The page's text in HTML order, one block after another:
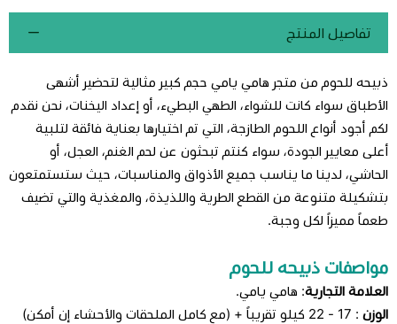
تفاصيل المنتج
ذبيحه للحوم من متجر هامي يامي حجم كبير مثالية لتحضير أشهى
الأطباق سواء كانت للشواء، الطهي البطيء، أو إعداد اليخنات، نحن نقدم
لكم أجود أنواع اللحوم الطازجة، التي تم اختيارها بعناية فائقة لتلبية
أعلى معايير الجودة، سواء كنتم تبحثون عن لحم الغنم، العجل، أو
الحاشي، لدينا ما يناسب جميع الأذواق والمناسبات، حيث ستستمتعون
بتشكيلة متنوعة من القطع الطرية واللذيذة، والمغذية والتي تضيف
طعماً مميزاً لكل وجبة.
مواصفات ذبيحه للحوم
العلامة التجارية: هامي يامي.
الوزن : 17 - 22 كيلو تقريباً + (مع كامل الملحقات والأحشاء إن أمكن)